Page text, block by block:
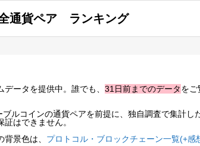
貨ペア ランキング
ータを提供中。誰でも、 31日前までのデータをご
ルコインの通貨ペアを前提に、独自調査で集計し
はできません。
景色は、 プロトコル・ブロックチェーン一覧(+感